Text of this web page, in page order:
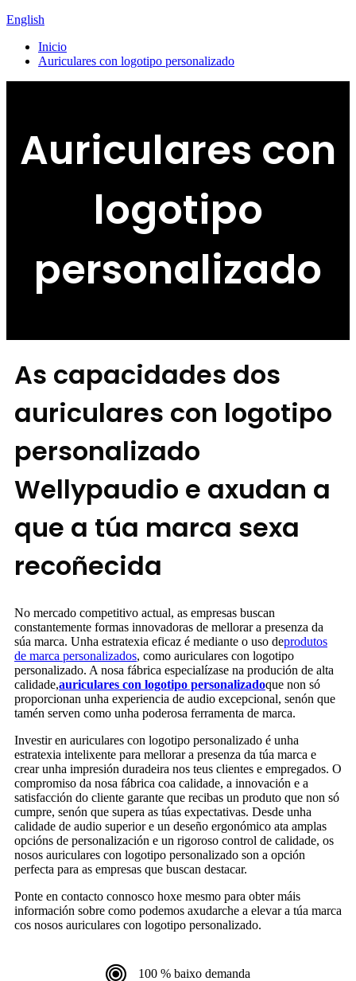
English
Inicio
Auriculares con logotipo personalizado
Auriculares con
logotipo
personalizado
As capacidades dos
auriculares con logotipo
personalizado
Wellypaudio e axudan a
que a túa marca sexa
recoñecida
No mercado competitivo actual, as empresas buscan
constantemente formas innovadoras de mellorar a presenza da
súa marca. Unha estratexia eficaz é mediante o uso deprodutos
de marca personalizados, como auriculares con logotipo
personalizado. A nosa fábrica especialízase na produción de alta
calidade,auriculares con logotipo personalizadoque non só
proporcionan unha experiencia de audio excepcional, senón que
tamén serven como unha poderosa ferramenta de marca.
Investir en auriculares con logotipo personalizado é unha
estratexia intelixente para mellorar a presenza da túa marca e
crear unha impresión duradeira nos teus clientes e empregados. O
compromiso da nosa fábrica coa calidade, a innovación e a
satisfacción do cliente garante que recibas un produto que non só
cumpre, senón que supera as túas expectativas. Desde unha
calidade de audio superior e un deseño ergonómico ata amplas
opcións de personalización e un rigoroso control de calidade, os
nosos auriculares con logotipo personalizado son a opción
perfecta para as empresas que buscan destacar.
Ponte en contacto connosco hoxe mesmo para obter máis
información sobre como podemos axudarche a elevar a túa marca
cos nosos auriculares con logotipo personalizado.
100 % baixo demanda